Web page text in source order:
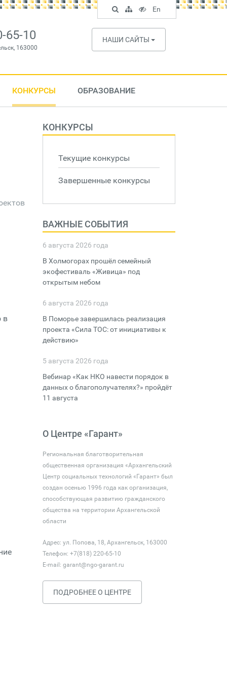
65-10
163000
НАШИ САЙТЫ
КОНКУРСЫ ОБРАЗОВАНИЕ
в
КОНКУРСЫ
Текущие конкурсы
Завершенные конкурсы
ВАЖНЫЕ СОБЫТИЯ
6 августа 2026 года
В Холмогорах прошёл семейный
экофестиваль «Живица» под
открытым небом
6 августа 2026 года
В Поморье завершилась реализация
проекта «Сила ТОС: от инициативы к
действию»
5 августа 2026 года
Вебинар «Как НКО навести порядок в
данных о благополучателях?» пройдёт
11 августа
О Центре «Гарант»
Региональная благотворительная
общественная организация «Архангельский
Центр социальных технологий «Гарант» был
создан осенью 1996 года как организация,
способствующая развитию гражданского
общества на территории Архангельской
области
Адрес: ул. Попова, 18, Архангельск, 163000
Телефон: +7(818) 220-65-10
E-mail: garant@ngo-garant.ru
ПОДРОБНЕЕ О ЦЕНТРЕ
Поиск
по
сайту
Карта
сайта
Версия
для
слабовидящих
En
English